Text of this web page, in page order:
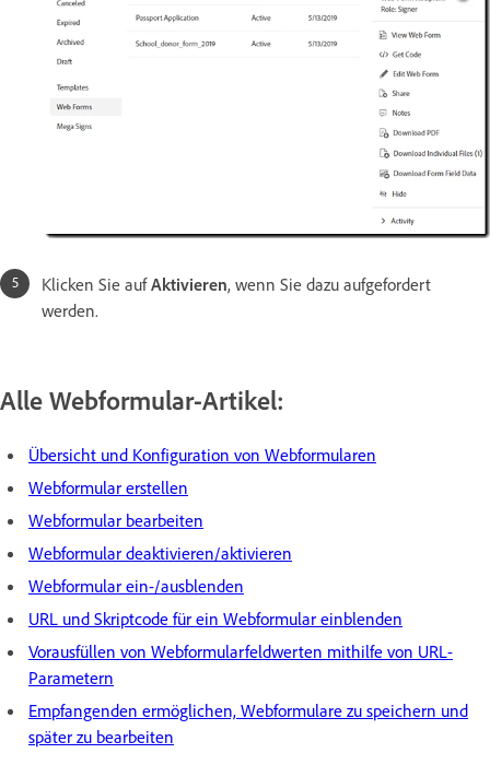
Klicken Sie aufAktivieren, wenn Sie dazu aufgefordert
werden.
Alle Webformular-Artikel:
Übersicht und Konfiguration von Webformularen
Webformular erstellen
Webformular bearbeiten
Webformular deaktivieren/aktivieren
Webformular ein-/ausblenden
URL und Skriptcode für ein Webformular einblenden
Vorausfüllen von Webformularfeldwerten mithilfe von URL-
Parametern
Empfangenden ermöglichen, Webformulare zu speichern und
später zu bearbeiten